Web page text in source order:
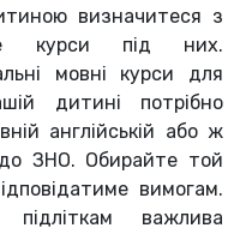
визначитеся з
курси під них.
мовні курси для
дитині потрібно
англійській або ж
до ЗНО. Обирайте той
вимогам.
підліткам важлива